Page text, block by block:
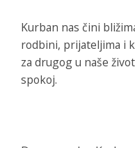
Kurban nas čini
rodbini, prijateljima i
za drugog u naše
spokoj.